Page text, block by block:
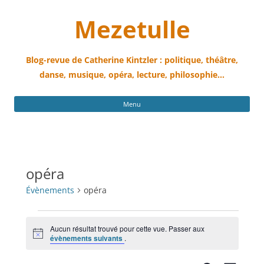
Mezetulle
Blog-revue de Catherine Kintzler : politique, théâtre,
danse, musique, opéra, lecture, philosophie…
Menu
opéra
Évènements opéra
Évènements
Notice
Aucun résultat trouvé pour cette vue. Passer aux
évènements suivants .